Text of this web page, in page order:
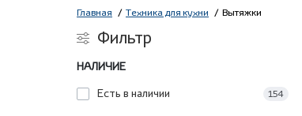
Главная Техника для кухни Вытяжки
Фильтр
НАЛИЧИЕ
Есть в наличии
154